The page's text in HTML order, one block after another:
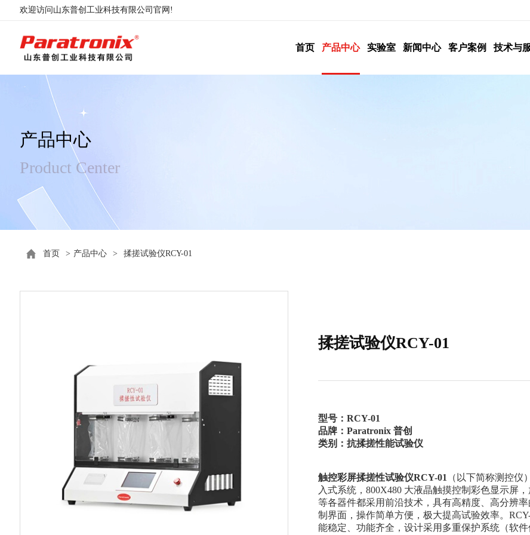
欢迎访问山东普创工业科技有限公司官网!
首页 产品中心 实验室 新闻中心 客户案例 技术与
产品中心
Product Center
首页 > 产品中心 > 揉搓试验仪RCY-01
揉搓试验仪RCY-01
型号：RCY-01
品牌：Paratronix 普创
类别：抗揉搓性能试验仪
触控彩屏揉搓性试验仪RCY-01
（以下简称测控仪
入式系统，800X480 大液晶触摸控制彩色显示屏
等各器件都采用前沿技术，具有高精度、高分辨
制界面，操作简单方便，极大提高试验效率。
能稳定、功能齐全，设计采用多重保护系统（软件